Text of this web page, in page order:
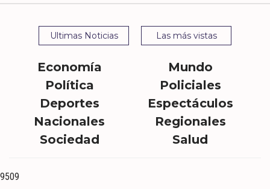
Ultimas Noticias Las más vistas
Economía
Mundo
Política
Policiales
Deportes
Espectáculos
Nacionales
Regionales
Sociedad
Salud
9509